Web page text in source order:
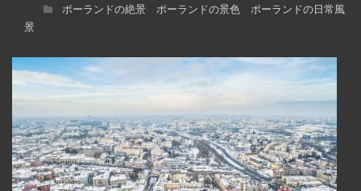
ポーランドの絶景 ポーランドの景色 ポーランドの日常風
景